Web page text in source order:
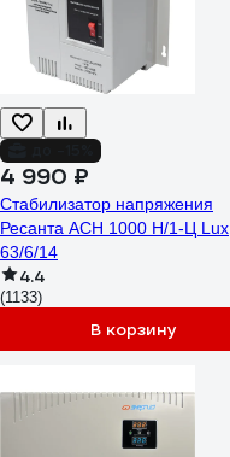
4 990 ₽
Стабилизатор напряжения
Ресанта АСН 1000 Н/1-Ц Lux
63/6/14
4.4
(1133)
В корзину